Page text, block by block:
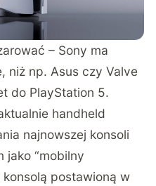
– Sony ma
niż np. Asus czy Valve
do PlayStation 5.
handheld
najnowszej konsoli
jako “mobilny
postawioną w